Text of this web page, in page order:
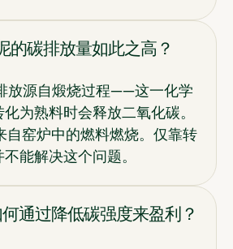
的碳排放量如此之高？
放源自煅烧过程——这一化学
为熟料时会释放二氧化碳。
自窑炉中的燃料燃烧。仅靠转
能解决这个问题。
通过降低碳强度来盈利？